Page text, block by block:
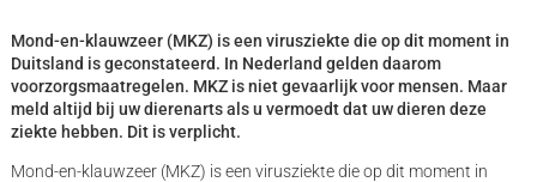
Mond-en-klauwzeer (MKZ) is een virusziekte die op dit moment in
Duitsland is geconstateerd. In Nederland gelden daarom
voorzorgsmaatregelen. MKZ is niet gevaarlijk voor mensen. Maar
meld altijd bij uw dierenarts als u vermoedt dat uw dieren deze
ziekte hebben. Dit is verplicht.
Mond-en-klauwzeer (MKZ) is een virusziekte die op dit moment in